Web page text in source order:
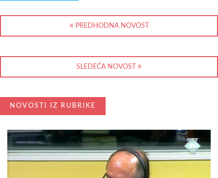
PREDHODNA NOVOST
SLEDEĆA NOVOST
NOVOSTI IZ RUBRIKE